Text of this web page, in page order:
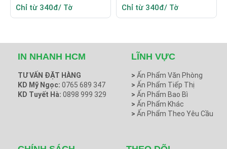
Chỉ từ 340đ/ Tờ
Chỉ từ 340đ/ Tờ
IN NHANH HCM
TƯ VẤN ĐẶT HÀNG
KD Mỹ Ngọc: 0765 689 347
KD Tuyết Hà: 0898 999 329
LĨNH VỰC
> Ấn Phẩm Văn Phòng
> Ấn Phẩm Tiếp Thị
> Ấn Phẩm Bao Bì
> Ấn Phẩm Khác
> Ấn Phẩm Theo Yêu Cầu